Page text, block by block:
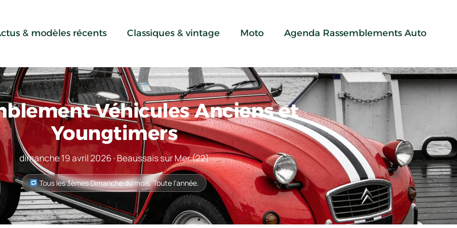
& modèles récents Classiques & vintage Moto Agenda Rassemblements Auto
Véhicules Anciens et
Youngtimers
dimanche 19 avril 2026 · Beaussais sur Mer (22)
Tous les 3èmes Dimanche du mois, Toute l'année.